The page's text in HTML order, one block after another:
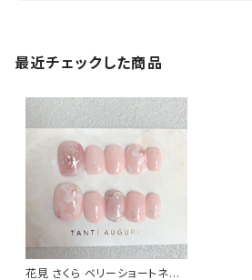
最近チェックした商品
花見 さくら ベリーショートネイ